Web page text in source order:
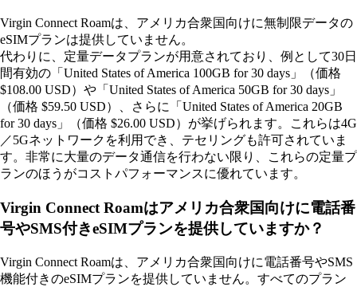
Virgin Connect Roamは、アメリカ合衆国向けに無制限データの
eSIMプランは提供していません。
代わりに、定量データプランが用意されており、例として30日
間有効の「United States of America 100GB for 30 days」（価格
$108.00 USD）や「United States of America 50GB for 30 days」
（価格 $59.50 USD）、さらに「United States of America 20GB
for 30 days」（価格 $26.00 USD）が挙げられます。これらは4G
／5Gネットワークを利用でき、テセリングも許可されていま
す。非常に大量のデータ通信を行わない限り、これらの定量プ
ランのほうがコストパフォーマンスに優れています。
Virgin Connect Roamはアメリカ合衆国向けに電話番
号やSMS付きeSIMプランを提供していますか？
Virgin Connect Roamは、アメリカ合衆国向けに電話番号やSMS
機能付きのeSIMプランを提供していません。すべてのプラン